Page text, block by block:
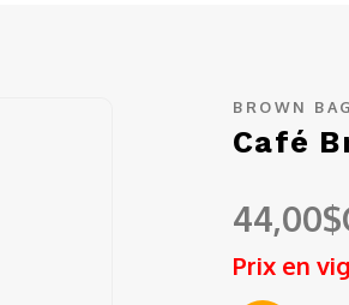
BROWN
Café
Prix en